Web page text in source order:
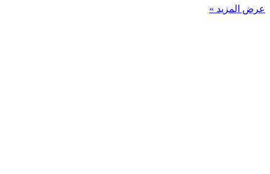
عرض المزيد »